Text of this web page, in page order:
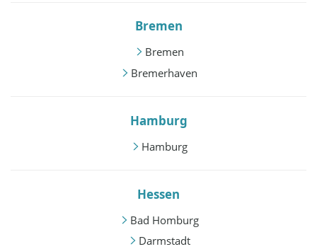
Bremen
Bremen
Bremerhaven
Hamburg
Hamburg
Hessen
Bad Homburg
Darmstadt